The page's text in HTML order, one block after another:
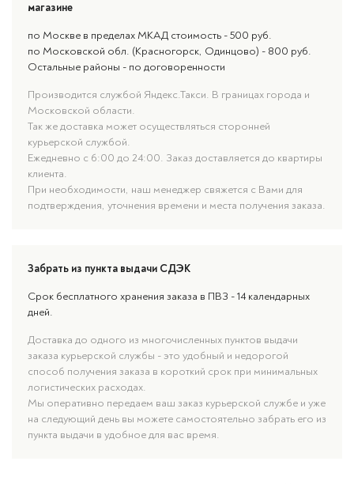
магазине
по Москве в пределах МКАД стоимость - 500 руб.
по Московской обл. (Красногорск, Одинцово) - 800 руб.
Остальные районы - по договоренности
Производится службой Яндекс.Такси. В границах города и
Московской области.
Так же доставка может осуществляться сторонней
курьерской службой.
Ежедневно с 6:00 до 24:00. Заказ доставляется до квартиры
клиента.
При необходимости, наш менеджер свяжется с Вами для
подтверждения, уточнения времени и места получения заказа.
Забрать из пункта выдачи СДЭК
Срок бесплатного хранения заказа в ПВЗ - 14 календарных
дней.
Доставка до одного из многочисленных пунктов выдачи
заказа курьерской службы - это удобный и недорогой
способ получения заказа в короткий срок при минимальных
логистических расходах.
Мы оперативно передаем ваш заказ курьерской службе и уже
на следующий день вы можете самостоятельно забрать его из
пункта выдачи в удобное для вас время.